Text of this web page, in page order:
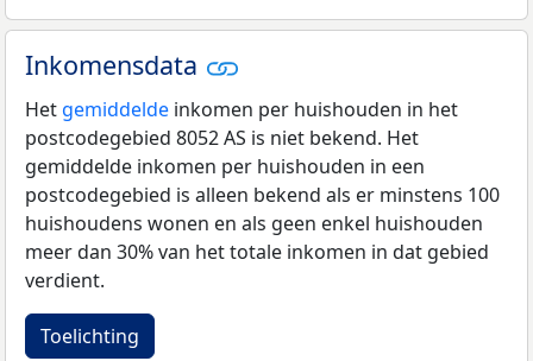
Inkomensdata
Het gemiddelde inkomen per huishouden in het
postcodegebied 8052 AS is niet bekend. Het
gemiddelde inkomen per huishouden in een
postcodegebied is alleen bekend als er minstens 100
huishoudens wonen en als geen enkel huishouden
meer dan 30% van het totale inkomen in dat gebied
verdient.
Toelichting